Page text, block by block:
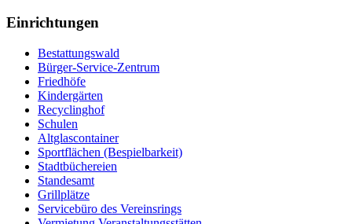
Einrichtungen
Bestattungswald
Bürger-Service-Zentrum
Friedhöfe
Kindergärten
Recyclinghof
Schulen
Altglascontainer
Sportflächen (Bespielbarkeit)
Stadtbüchereien
Standesamt
Grillplätze
Servicebüro des Vereinsrings